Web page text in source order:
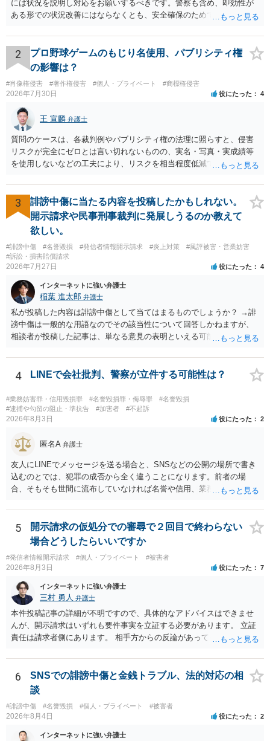
には状況を説明し対応をお願いするべきです。警察も含め、即効性が
ある形での状況改善にはならなくとも、安全確保のためできることは
2
プロ野球ゲームのもじり名使用、パブリシティ権
の影響は？
#肖像権侵害 #著作権侵害 #個人・プライベート #商標権侵害
2026年7月30日 役にたった 4
王 宣麟 弁護士
質問のケースは、各裁判例やパブリシティ権の法理に照らすと、侵害
リスクが完全にゼロとは言い切れないものの、実名・写真・実成績等
を使用しないなどの工夫により、リスクを相当程度低減できる設計に
推測できる」という点は、裁判で争われた場合に「専ら顧客吸引力の
利用を目的とする」と判断される余地を残すため、一定の注意が必要
です。 また、広告収益の有無は、侵害判断に一定の影響を与える可能
性がありますが、決定的要因ではありません。 パブリシティ権侵害の
成否は、主に「専ら顧客吸引力の利用を目的とするか」という点で判
断されます。広告収益があることは「商業的目的」を強く示す要素で
すが、それだけで直ちに侵害となるわけではありません。完全無償・
非営利であれば「表現の自由」「創作物」としての側面が強く評価さ
れる可能性があります。一方、広告収益がある場合は「商業利用」と
しての色彩が強まり、リスクが高まる可能性があります。 公開前に変
更・確認しておく事項については、公開の場でアドバイスするにも限
界があるかと思うので、資料等を持参の上、弁護士に相談されること
も一つかと存じます。
3
誹謗中傷に当たる内容を投稿したかもしれない。
開示請求や民事刑事裁判に発展しうるのか教えて
欲しい。
#誹謗中傷 #名誉毀損 #発信者情報開示請求 #炎上対策
#風評被害・営業妨害
#訴訟・損害賠償請求
2026年7月27日 役にたった 4
インターネットに強い弁護士
稲葉 進太郎 弁護士
私が投稿した内容は誹謗中傷として当てはまるものでしょうか？ →誹
謗中傷は一般的な用語なのでその該当性について回答しかねますが、
相談者が投稿した記事は、単なる意見の表明といえる可能性が高く、
て、開示請求が認められたり、民事裁判や刑事裁判に発展しうるもの
でしょうか？ →権利侵害や、名誉毀損・侮辱に該当する可能性が低い
ため、民事裁判や刑事裁判に発展することはあまり考えられないよう
に思われます。
4 LINEで会社批判、警察が立件する可能性は？
#業務妨害罪・信用毀損罪 #名誉毀損罪・侮辱罪
#名誉毀損
#逮捕や勾留の阻止・準抗告
#加害者 #不起訴
2026年8月3日 役にたった 2
匿名A 弁護士
友人にLINEでメッセージを送る場合と、SNSなどの公開の場所で書き
込むのとでは、犯罪の成否から全く違うことになります。前者の場
合、そもそも世間に流布していなければ名誉や信用、業務にかかる犯
5
開示請求の仮処分での審尋で２回目で終わらない
場合どうしたらいいですか
#発信者情報開示請求 #個人・プライベート #被害者
2026年8月3日 役にたった 7
インターネットに強い弁護士
三村 勇人 弁護士
本件投稿記事の詳細が不明ですので、具体的なアドバイスはできませ
んが、開示請求はいずれも要件事実を立証する必要があります。 立証
責任は請求者側にあります。 相手方からの反論があっても、裁判官が
方が口頭で反論したのは、仮処分は迅速性が要求されるためです。 書
面での反論となれば、より遅延する可能性がございます。 また、本件
はXのため、APのIPアドレスの保存期間の問題もございます。 開示請
求は法律知識が不可欠ですが、それだけでは足りず、実務を踏まえた
方法を選択することが重要です。
6
SNSでの誹謗中傷と金銭トラブル、法的対応の相
談
#誹謗中傷 #名誉毀損 #個人・プライベート #被害者
2026年8月4日 役にたった 2
インターネットに強い弁護士